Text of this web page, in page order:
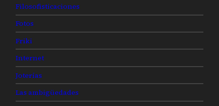
Filosofisticaciones
Fotos
Friki
Internet
Joterías
Las ambigüedades